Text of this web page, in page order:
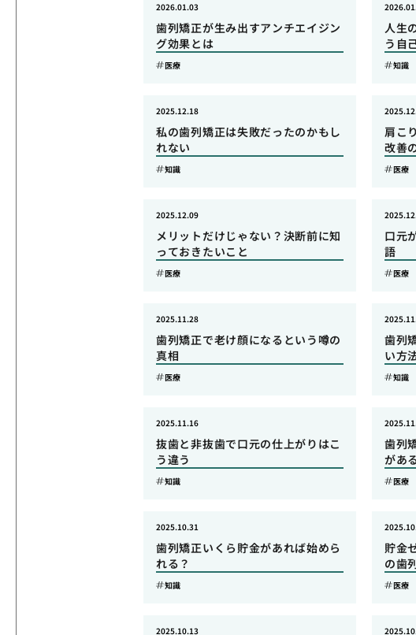
歯列矯正が生み出すアンチエイジン
グ効果とは
2026.01.03
医療
人生
う自
知識
私の歯列矯正は失敗だったのかもし
れない
2025.12.18
知識
肩こ
改善
医療
メリットだけじゃない？決断前に知
っておきたいこと
2025.12.09
医療
口元
語
医療
歯列矯正で老け顔になるという噂の
真相
2025.11.28
医療
歯列
い方
知識
抜歯と非抜歯で口元の仕上がりはこ
う違う
2025.11.16
知識
歯列
があ
医療
歯列矯正いくら貯金があれば始めら
れる？
2025.10.31
知識
貯金
の歯
医療
2025.10.13